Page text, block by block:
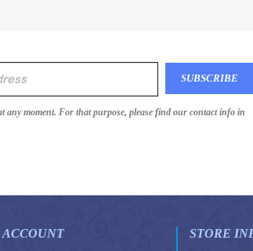
any moment. For that purpose, please find our contact info in
ACCOUNT STORE